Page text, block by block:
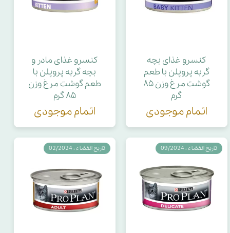
کنسرو غذای بچه
گربه پروپلن با طعم
گوشت مرغ وزن ۸۵
گرم
اتمام موجودی
کنسرو غذای مادر و
بچه گربه پروپلن با
طعم گوشت مرغ وزن
۸۵ گرم
اتمام موجودی
تاریخ انقضاء : 09/2024 تاریخ انقضاء : 02/2024